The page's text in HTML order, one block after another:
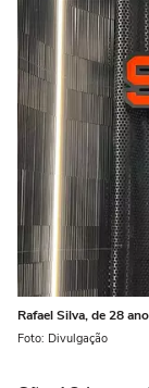
Rafael Silva, de 28
Foto: Divulgação